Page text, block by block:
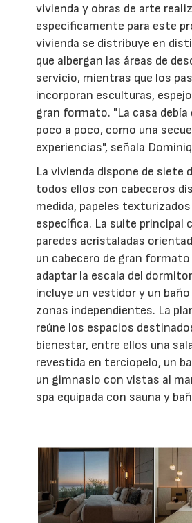
vivienda y obras de arte
específicamente para este
vivienda se distribuye en
que albergan las áreas de
servicio, mientras que los
incorporan esculturas,
gran formato. "La casa debía
poco a poco, como una
experiencias", señala
La vivienda dispone de siete
todos ellos con cabeceros
medida, papeles
específica. La suite principal
paredes acristaladas
un cabecero de gran formato
adaptar la escala del
incluye un vestidor y un
zonas independientes. La
reúne los espacios
bienestar, entre ellos una
revestida en terciopelo, un
un gimnasio con vistas al
spa equipada con sauna y